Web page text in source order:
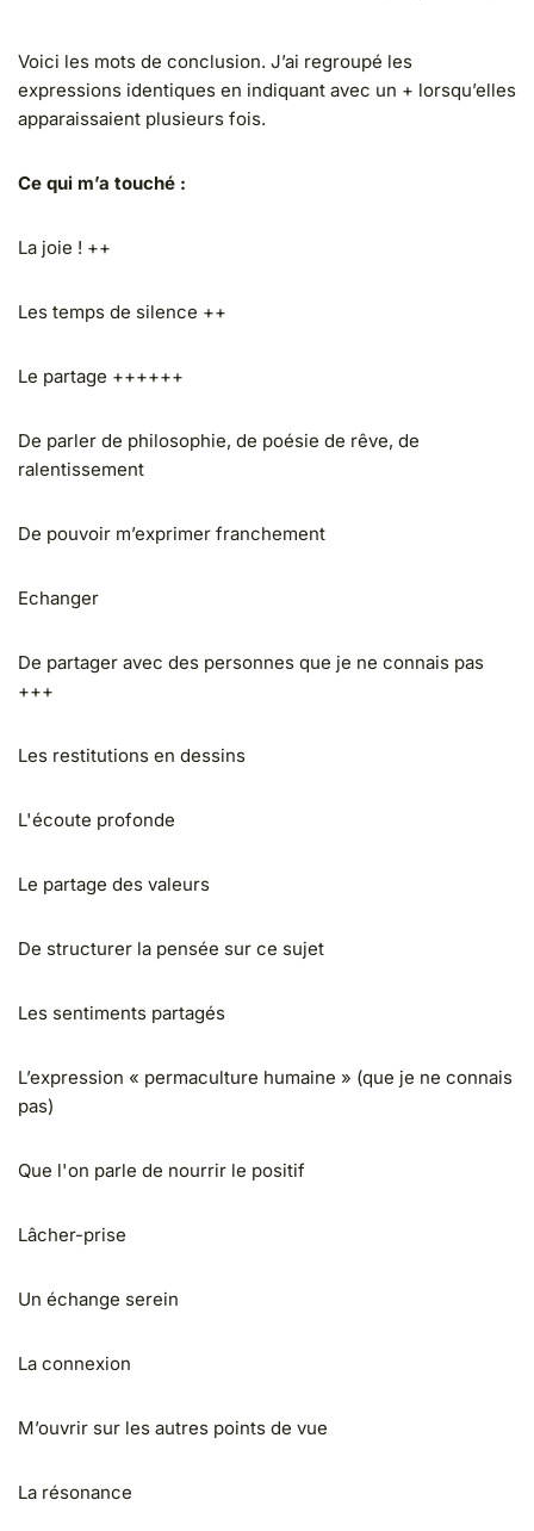
Voici les mots de conclusion. J’ai regroupé les
expressions identiques en indiquant avec un + lorsqu’elles
apparaissaient plusieurs fois.
Ce qui m’a touché :
La joie ! ++
Les temps de silence ++
Le partage ++++++
De parler de philosophie, de poésie de rêve, de
ralentissement
De pouvoir m’exprimer franchement
Echanger
De partager avec des personnes que je ne connais pas
+++
Les restitutions en dessins
L'écoute profonde
Le partage des valeurs
De structurer la pensée sur ce sujet
Les sentiments partagés
L’expression « permaculture humaine » (que je ne connais
pas)
Que l'on parle de nourrir le positif
Lâcher-prise
Un échange serein
La connexion
M’ouvrir sur les autres points de vue
La résonance